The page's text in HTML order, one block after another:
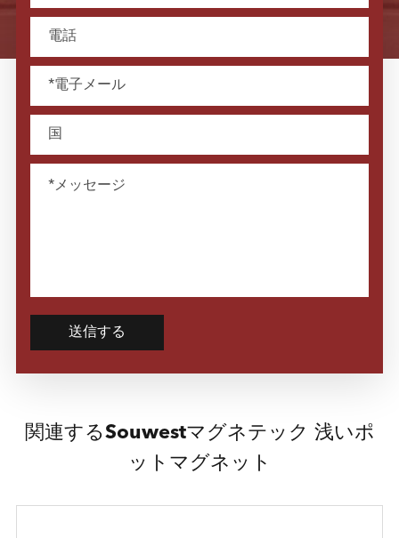
送信する
関連するSouwestマグネテック 浅いポ
ットマグネット